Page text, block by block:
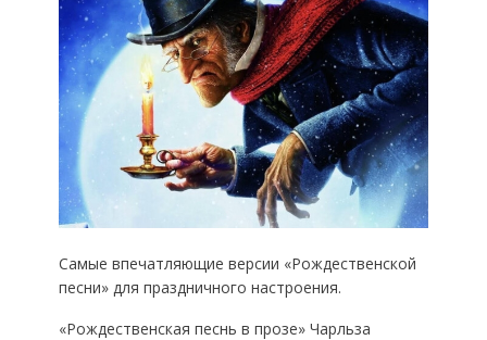
Самые впечатляющие версии «Рождественской
песни» для праздничного настроения.
«Рождественская песнь в прозе» Чарльза